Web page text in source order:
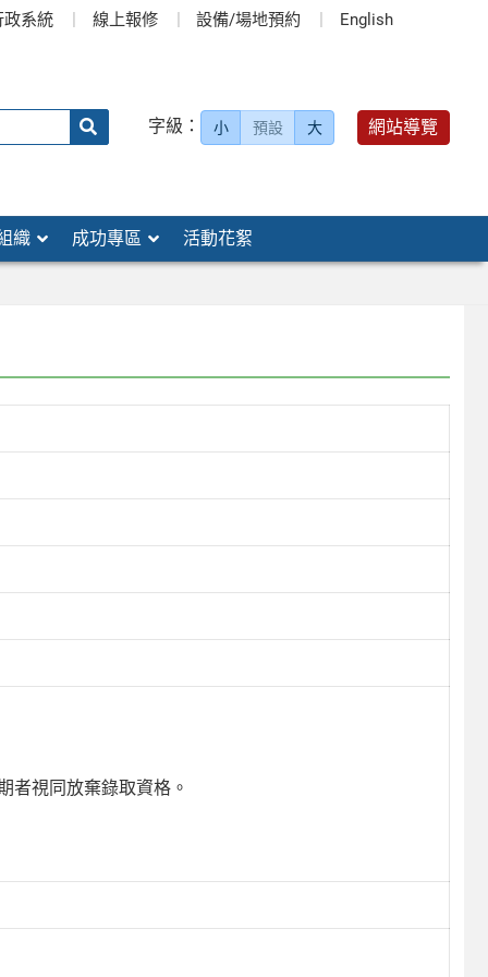
政系統 線上報修 設備/場地預約 English
字級： 小 預設 大 網站導覽
織 成功專區 活動花絮
者視同放棄錄取資格。